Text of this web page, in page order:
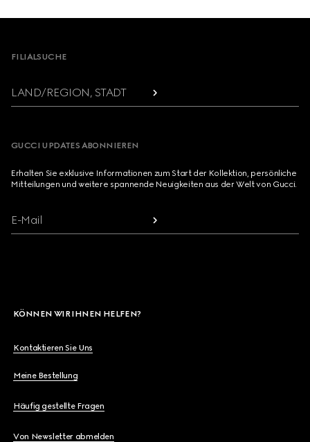
FILIALSUCHE
LAND/REGION, STADT
GUCCI UPDATES ABONNIEREN
Erhalten Sie exklusive Informationen zum Start der Kollektion, persönliche
Mitteilungen und weitere spannende Neuigkeiten aus der Welt von Gucci.
E-Mail
KÖNNEN WIR IHNEN HELFEN?
Kontaktieren Sie Uns
Meine Bestellung
Häufig gestellte Fragen
Von Newsletter abmelden